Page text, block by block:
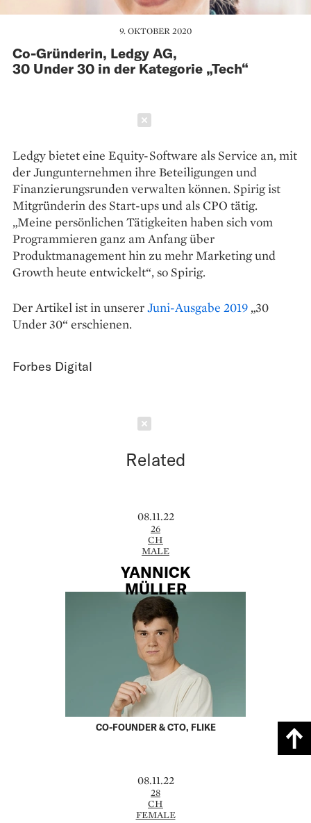
9. OKTOBER 2020
Co-Gründerin, Ledgy AG,
30 Under 30 in der Kategorie „Tech“
Ledgy bietet eine Equity-Software als Service an, mit
der Jungunternehmen ihre Beteiligungen und
Finanzierungsrunden verwalten können. Spirig ist
Mitgründerin des Start-ups und als CPO tätig.
„Meine persönlichen Tätigkeiten haben sich vom
Programmieren ganz am Anfang über
Produktmanagement hin zu mehr Marketing und
Growth heute entwickelt“, so Spirig.
Der Artikel ist in unsererJuni-Ausgabe 2019 „30
Under 30“ erschienen.
Forbes Digital
Related
08.11.22
26
CH
MALE
YANNICK
MÜLLER
CO-FOUNDER & CTO, FLIKE
08.11.22
28
CH
FEMALE